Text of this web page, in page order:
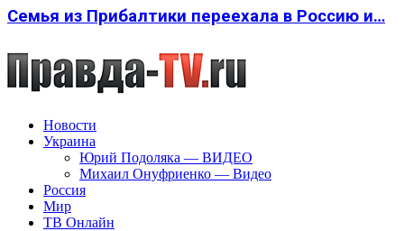
Семья из Прибалтики переехала в Россию и…
Новости
Украина
Юрий Подоляка — ВИДЕО
Михаил Онуфриенко — Видео
Россия
Мир
ТВ Онлайн